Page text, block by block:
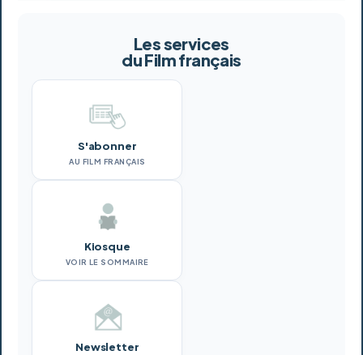
Les services
du Film français
S'abonner
AU FILM FRANÇAIS
Kiosque
VOIR LE SOMMAIRE
Newsletter